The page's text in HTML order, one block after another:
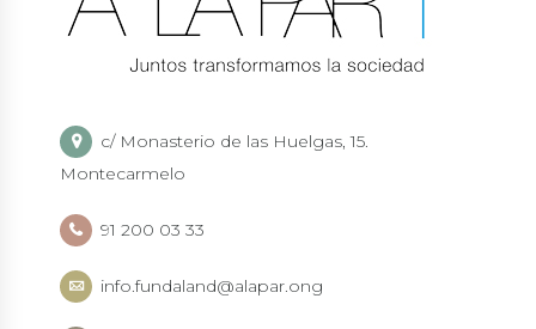
c/ Monasterio de las Huelgas, 15.
Montecarmelo
91 200 03 33
info.fundaland@alapar.ong